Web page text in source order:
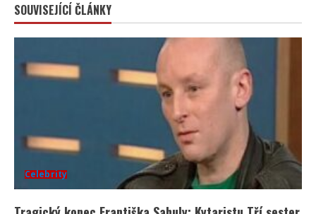
SOUVISEJÍCÍ ČLÁNKY
Celebrity